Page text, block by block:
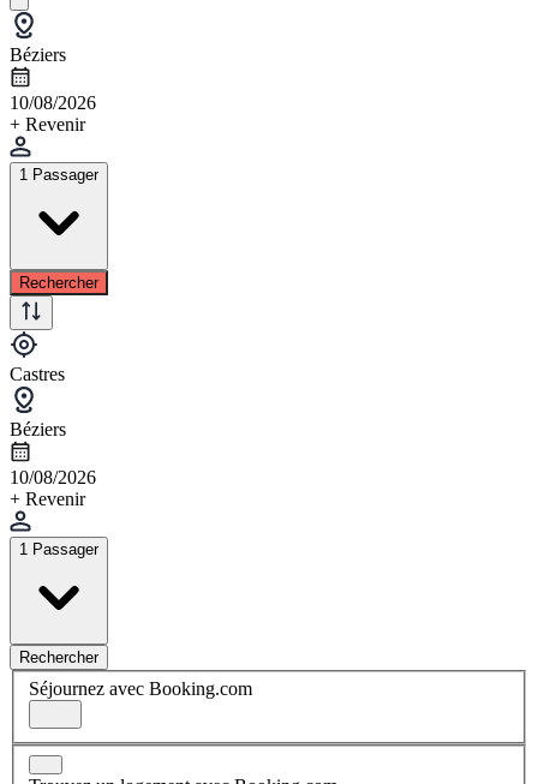
Béziers
10/08/2026
+ Revenir
1 Passager
Rechercher
Castres
Béziers
10/08/2026
+ Revenir
1 Passager
Rechercher
Séjournez avec Booking.com